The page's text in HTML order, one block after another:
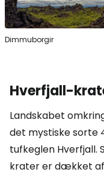
Dimmuborgir
Hverfjall-
Landskabet
det mystiske sorte
tufkeglen Hverfjall.
krater er dækket